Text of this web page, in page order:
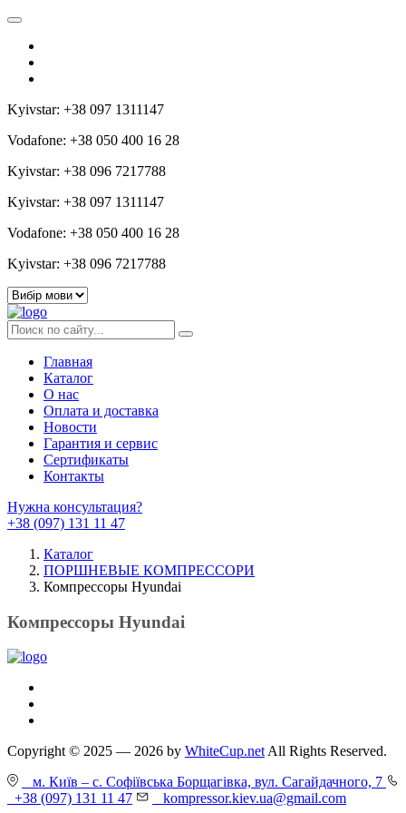
Kyivstar: +38 097 1311147
Vodafone: +38 050 400 16 28
Kyivstar: +38 096 7217788
Kyivstar: +38 097 1311147
Vodafone: +38 050 400 16 28
Kyivstar: +38 096 7217788
Главная
Каталог
О нас
Оплата и доставка
Новости
Гарантия и сервис
Сертификаты
Контакты
Нужна консультация?
+38 (097) 131 11 47
Каталог
ПОРШНЕВЫЕ КОМПРЕССОРИ
Компрессоры Hyundai
Компрессоры Hyundai
Copyright © 2025 — 2026 by WhiteCup.netAll Rights Reserved.
м. Київ – с. Софіївська Борщагівка, вул. Сагайдачного, 7
+38 (097) 131 11 47
kompressor.kiev.ua@gmail.com